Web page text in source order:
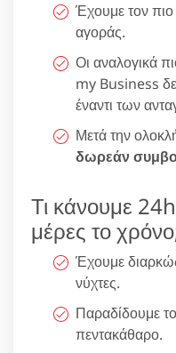
Έχουμε τον πιο
αγοράς.
Οι αναλογικά
my Business
έναντι των
Μετά την
δωρεάν
Τι κάνουμε
μέρες το
Έχουμε
νύχτες.
Παραδίδουμε
πεντακάθαρο.